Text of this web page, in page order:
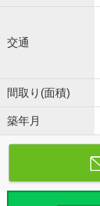
交通
間取り(面積)
築年月